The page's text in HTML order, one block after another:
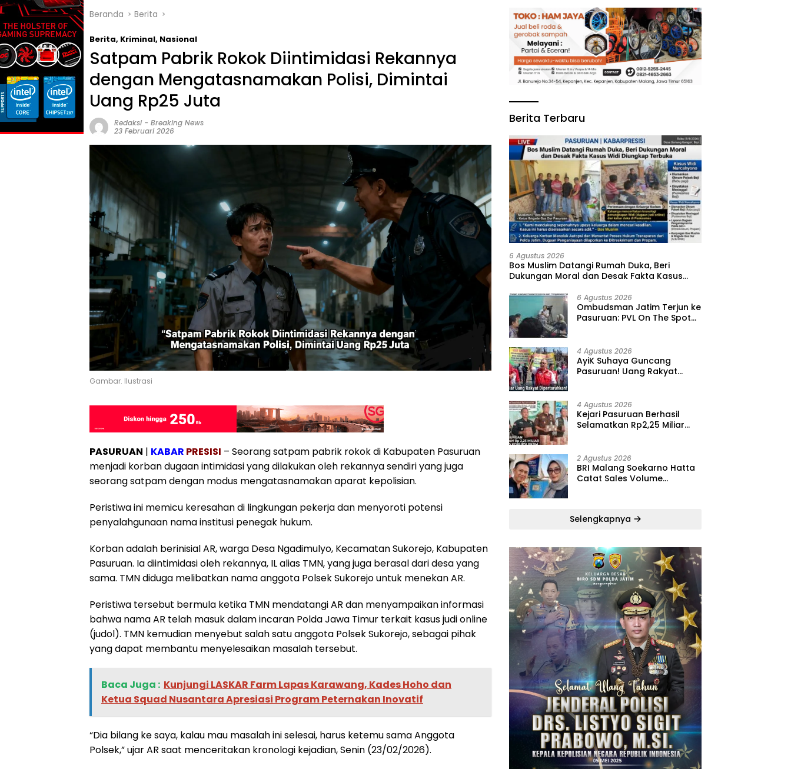
Beranda Berita
Berita, Kriminal, Nasional
Satpam Pabrik Rokok Diintimidasi Rekannya
dengan Mengatasnamakan Polisi, Dimintai
Uang Rp25 Juta
Redaksi- Breaking News
23 Februari 2026
Gambar. Ilustrasi
PASURUAN | KABAR PRESISI – Seorang satpam pabrik rokok di Kabupaten Pasuruan
menjadi korban dugaan intimidasi yang dilakukan oleh rekannya sendiri yang juga
seorang satpam dengan modus mengatasnamakan aparat kepolisian.
Peristiwa ini memicu keresahan di lingkungan pekerja dan menyoroti potensi
penyalahgunaan nama institusi penegak hukum.
Korban adalah berinisial AR, warga Desa Ngadimulyo, Kecamatan Sukorejo, Kabupaten
Pasuruan. Ia diintimidasi oleh rekannya, IL alias TMN, yang juga berasal dari desa yang
sama. TMN diduga melibatkan nama anggota Polsek Sukorejo untuk menekan AR.
Peristiwa tersebut bermula ketika TMN mendatangi AR dan menyampaikan informasi
bahwa nama AR telah masuk dalam incaran Polda Jawa Timur terkait kasus judi online
(judol). TMN kemudian menyebut salah satu anggota Polsek Sukorejo, sebagai pihak
yang dapat membantu menyelesaikan masalah tersebut.
Baca Juga : ‎Kunjungi LASKAR Farm Lapas Karawang, Kades Hoho dan
Ketua Squad Nusantara Apresiasi Program Peternakan Inovatif
“Dia bilang ke saya, kalau mau masalah ini selesai, harus ketemu sama Anggota
Polsek,” ujar AR saat menceritakan kronologi kejadian, Senin (23/02/2026).
Berita Terbaru
6 Agustus 2026
‎Bos Muslim Datangi Rumah Duka, Beri
Dukungan Moral dan Desak Fakta Kasus
6 Agustus 2026
‎Ombudsman Jatim Terjun ke
Pasuruan: PVL On The Spot
Pengaduan Publik
4 Agustus 2026
‎AyiK Suhaya Guncang
Pasuruan! Uang Rakyat
Dalmas Polres
4 Agustus 2026
Kejari Pasuruan Berhasil
Selamatkan Rp2,25 Miliar
Diburu
2 Agustus 2026
BRI Malang Soekarno Hatta
Catat Sales Volume
Selengkapnya